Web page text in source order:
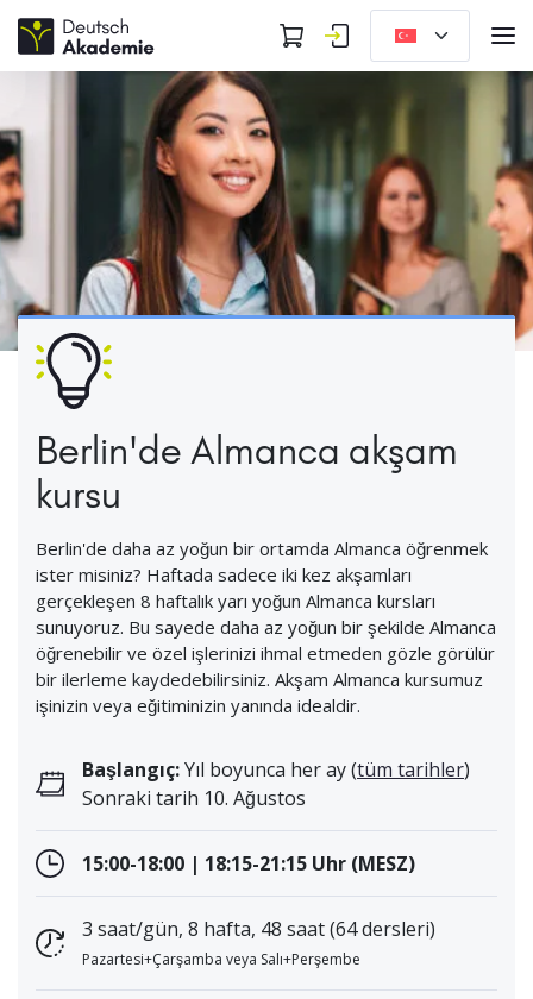
Berlin'de Almanca akşam
kursu
Berlin'de daha az yoğun bir ortamda Almanca öğrenmek
ister misiniz? Haftada sadece iki kez akşamları
gerçekleşen 8 haftalık yarı yoğun Almanca kursları
sunuyoruz. Bu sayede daha az yoğun bir şekilde Almanca
öğrenebilir ve özel işlerinizi ihmal etmeden gözle görülür
bir ilerleme kaydedebilirsiniz. Akşam Almanca kursumuz
işinizin veya eğitiminizin yanında idealdir.
Başlangıç:Yıl boyunca her ay (tüm tarihler)
Sonraki tarih 10. Ağustos
15:00-18:00 | 18:15-21:15 Uhr (MESZ)
3 saat/gün, 8 hafta, 48 saat (64 dersleri)
Pazartesi+Çarşamba veya Salı+Perşembe